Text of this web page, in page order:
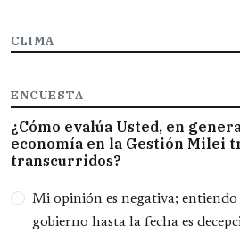
CLIMA
ENCUESTA
¿Cómo evalúa Usted, en
economía en la Gestión Milei
transcurridos?
Opciones
Mi opinión es negativa;
gobierno hasta la fecha es